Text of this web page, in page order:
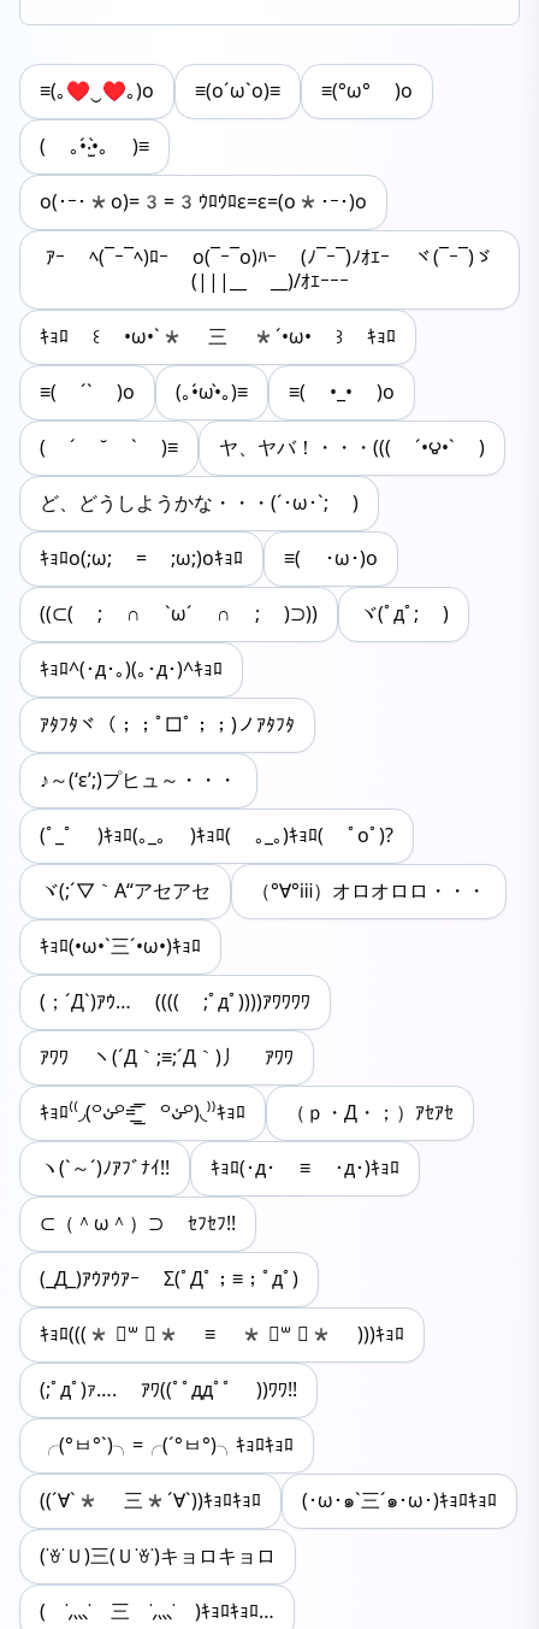
≡(｡♥‿♥｡)o ≡(o´ω`o)≡ ≡(°ω° )o
( ｡•́‧̫•̀｡ )≡
o(･ｰ･*o)=3=3ｳﾛｳﾛε=ε=(o*･ｰ･)o
ｱｰ ﾍ(¯ｰ¯ﾍ)ﾛｰ o(¯ｰ¯o)ﾊｰ (ﾉ¯ｰ¯)ﾉｵｴｰ ヾ(¯ｰ¯)ゞ
(|||__ __)/ｵｴｰｰｰ
ｷｮﾛ ꒰ •ω•`* 三 *´•ω• ꒱ ｷｮﾛ
≡( ´` )o (｡•́ω•̀｡)≡ ≡( •_• )o
( ´ ˘ ` )≡ ヤ、ヤバ！・・・((( ´•౪•` )
ど、どうしようかな・・・(´･ω･`; )
ｷｮﾛo(;ω; = ;ω;)oｷｮﾛ ≡( ･ω･)o
((⊂( ; ∩ `ω´ ∩ ; )⊃)) ヾ(ﾟдﾟ; )
ｷｮﾛ^(･д･｡)(｡･д･)^ｷｮﾛ
ｱﾀﾌﾀヾ（；；ﾟ□ﾟ；；)ノｱﾀﾌﾀ
♪～(‘ε’;)プヒュ～・・・
(ﾟ_ﾟ )ｷｮﾛ(｡_｡ )ｷｮﾛ( ｡_｡)ｷｮﾛ( ﾟoﾟ)?
ヾ(;´▽｀A“アセアセ （°∀°ⅲ）オロオロロ・・・
ｷｮﾛ(•ω•`三´•ω•)ｷｮﾛ
(；´Д`)ｱｳ… (((( ;ﾟдﾟ))))ｱﾜﾜﾜﾜ
ｱﾜﾜ ヽ(´Д｀;≡;´Д｀)丿 ｱﾜﾜ
ｷｮﾛ⁽⁽◞(꒪ᴗ̵̍꒪=͟͟͞͞ ꒪ᴗ̵̍꒪)◟⁾⁾ｷｮﾛ （ｐ・Д・；）ｱｾｱｾ
ヽ(`～´)ﾉｱﾌﾞﾅｲ!! ｷｮﾛ(･д･ ≡ ･д･)ｷｮﾛ
⊂（＾ω＾）⊃ ｾﾌｾﾌ!!
(_Д_)ｱｳｱｳｱｰ Σ(ﾟДﾟ；≡；ﾟдﾟ)
ｷｮﾛ(((* ॑꒳ ॑* ≡ * ॑꒳ ॑* )))ｷｮﾛ
(;ﾟдﾟ)ｧ…. ｱﾜ((ﾟﾟддﾟﾟ ))ﾜﾜ!!
╭(°ㅂ°`)╮=╭(´°ㅂ°)╮ｷｮﾛｷｮﾛ
((´∀`* 三*´∀`))ｷｮﾛｷｮﾛ (･ω･๑`三´๑･ω･)ｷｮﾛｷｮﾛ
(˙ꈊ˙Ｕ)三(Ｕ˙ꈊ˙)キョロキョロ
( ˙灬˙ 三 ˙灬˙ )ｷｮﾛｷｮﾛ…